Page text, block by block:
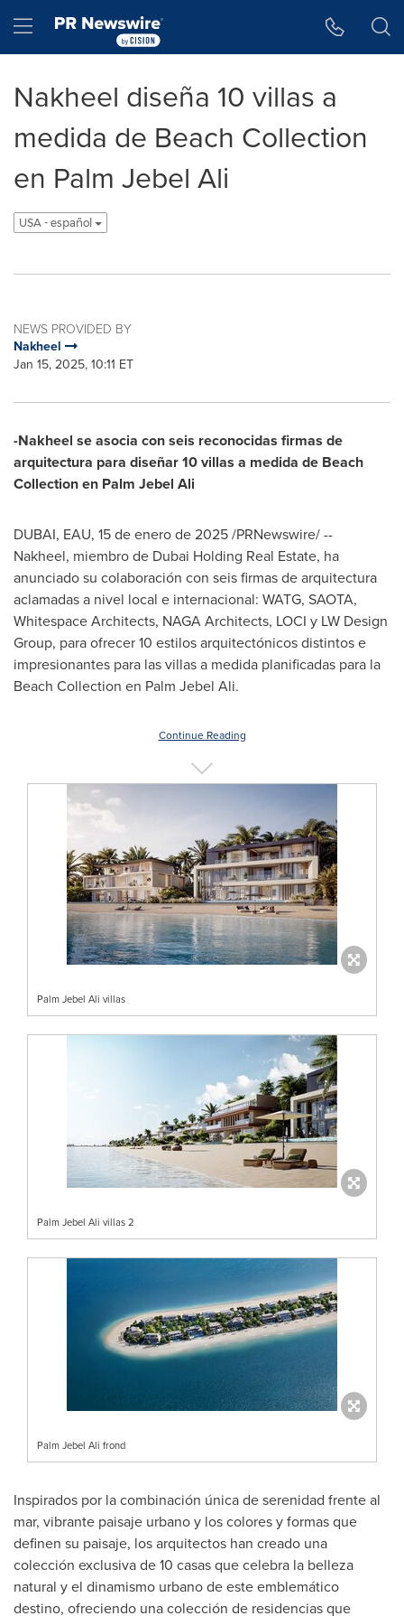
Hamburger menu
Nakheel diseña 10 villas a
medida de Beach Collection
en Palm Jebel Ali
USA - español
NEWS PROVIDED BY
Nakheel
Jan 15, 2025, 10:11 ET
-Nakheel se asocia con seis reconocidas firmas de
arquitectura para diseñar 10 villas a medida de Beach
Collection en Palm Jebel Ali
DUBAI, EAU, 15 de enero de 2025/PRNewswire/ --
Nakheel, miembro de Dubai Holding Real Estate, ha
anunciado su colaboración con seis firmas de arquitectura
aclamadas a nivel local e internacional: WATG, SAOTA,
Whitespace Architects, NAGA Architects, LOCI y LW Design
Group, para ofrecer 10 estilos arquitectónicos distintos e
impresionantes para las villas a medida planificadas para la
Beach Collection en Palm Jebel Ali.
Continue Reading
Palm Jebel Ali villas
Palm Jebel Ali villas 2
Palm Jebel Ali frond
Inspirados por la combinación única de serenidad frente al
mar, vibrante paisaje urbano y los colores y formas que
definen su paisaje, los arquitectos han creado una
colección exclusiva de 10 casas que celebra la belleza
natural y el dinamismo urbano de este emblemático
destino, ofreciendo una colección de residencias que